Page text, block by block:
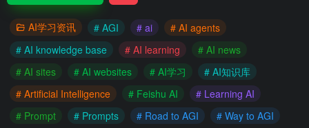
AI学习资讯 # AGI # ai
# AI agents
# AI knowledge base
# AI learning
# AI news
# AI sites
# AI websites # AI学习
# AI知识库
# Artificial Intelligence
# Feishu AI
# Learning AI
# Prompt
# Prompts # Road to AGI
# Way to AGI